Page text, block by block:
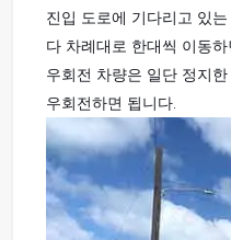
진입 도로에 기다리고 있
다 차례대로 한대씩 이동
우회전 차량은 일단 정지
우회전하면 됩니다.